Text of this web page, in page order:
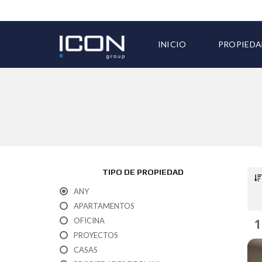
INICIO
TODAS
TIPO DE PROPIEDAD
ANY
APARTAMENTOS
OFICINA
PROYECTOS
CASAS